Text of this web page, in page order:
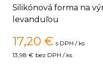
Silikónová forma na
levanduľou
17,20 € s DPH / ks
13,98 € bez DPH / ks